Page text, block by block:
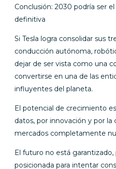
Conclusión: 2030 podría ser
definitiva
Si Tesla logra consolidar sus
conducción autónoma,
dejar de ser vista como una
convertirse en una de las
influyentes del planeta.
El potencial de crecimiento
datos, por innovación y por la
mercados completamente
El futuro no está garantizado,
posicionada para intentar